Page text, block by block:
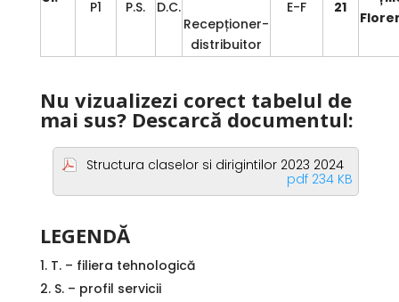
P1 P.S. D.C.
Recepționer-
distribuitor
E-F 21
Nu vizualizezi corect tabelul de
mai sus? Descarcă documentul:
Structura claselor si dirigintilor 2023 2024
pdf 234 KB
LEGENDĂ
T. – filiera tehnologică
S. – profil servicii